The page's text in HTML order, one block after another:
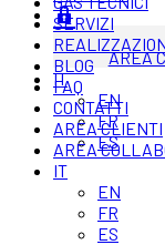
AREA
IT
EN
FR
ES
SERVIZI
BLOG
FAQ
CONTATTI
AREA CLIENTI
AREA
IT
EN
FR
ES